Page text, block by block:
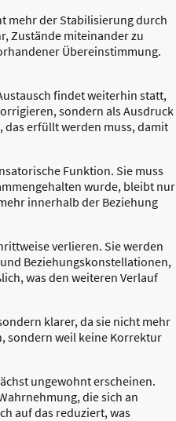
mehr der Stabilisierung durch
Zustände miteinander zu
Übereinstimmung.
findet weiterhin statt,
sondern als Ausdruck
das erfüllt werden muss, damit
Funktion. Sie muss
wurde, bleibt nur
innerhalb der Beziehung
verlieren. Sie werden
Beziehungskonstellationen,
was den weiteren Verlauf
klarer, da sie nicht mehr
sondern weil keine Korrektur
ungewohnt erscheinen.
die sich an
auf das reduziert, was